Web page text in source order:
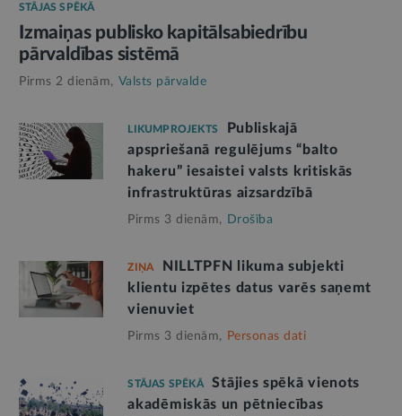
STĀJAS SPĒKĀ
Izmaiņas publisko kapitālsabiedrību
pārvaldības sistēmā
Pirms 2 dienām, Valsts pārvalde
LIKUMPROJEKTS
Publiskajā
apspriešanā regulējums “balto
hakeru” iesaistei valsts kritiskās
infrastruktūras aizsardzībā
Pirms 3 dienām, Drošība
ZIŅA
NILLTPFN likuma subjekti
klientu izpētes datus varēs saņemt
vienuviet
Pirms 3 dienām, Personas dati
STĀJAS SPĒKĀ
Stājies spēkā vienots
akadēmiskās un pētniecības